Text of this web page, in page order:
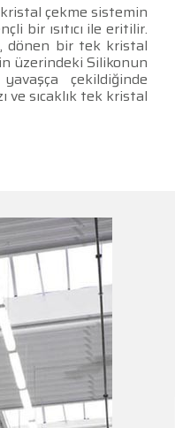
çekme sistemin
bir ısıtıcı ile eritilir.
dönen bir tek kristal
üzerindeki Silikonun
çekildiğinde
sıcaklık tek kristal